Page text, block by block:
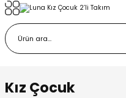
Kız Çocuk
Bere ve Eldiven
Ürünleri